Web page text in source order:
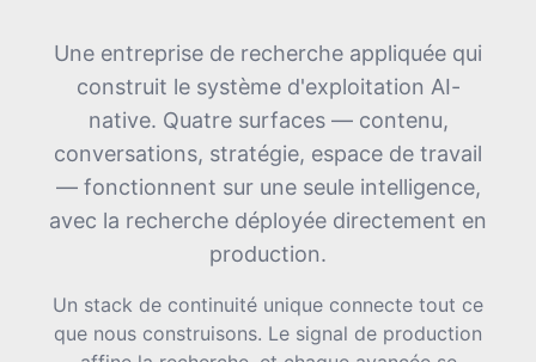
Une entreprise de recherche appliquée qui
construit le système d'exploitation AI-
native. Quatre surfaces — contenu,
conversations, stratégie, espace de travail
— fonctionnent sur une seule intelligence,
avec la recherche déployée directement en
production.
Un stack de continuité unique connecte tout ce
que nous construisons. Le signal de production